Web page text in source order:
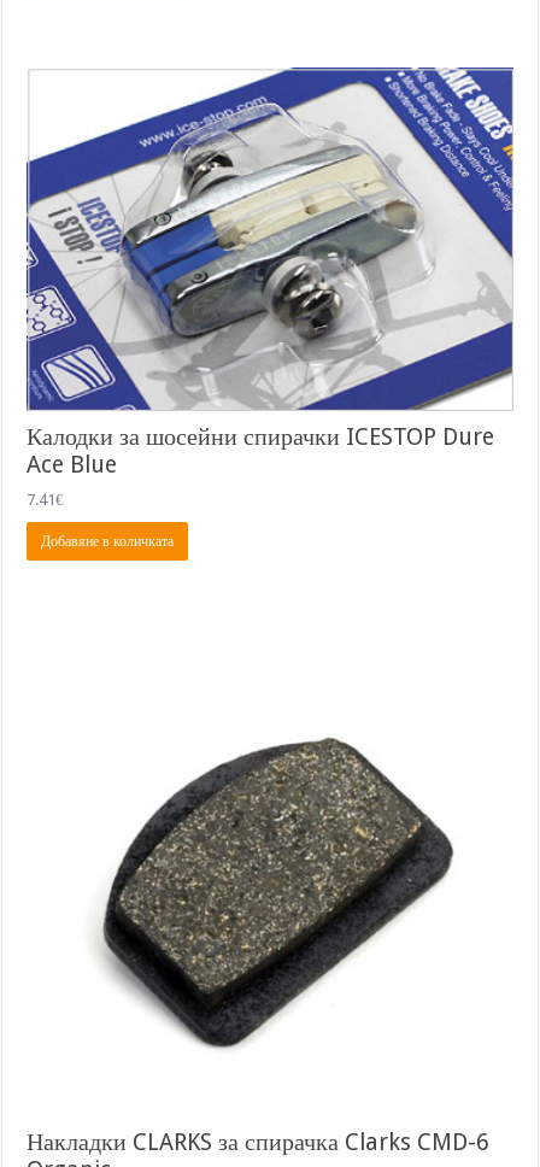
Калодки за шосейни спирачки ICESTOP Dure
Ace Blue
7.41€
Добавяне в количката
Накладки CLARKS за спирачка Clarks CMD-6